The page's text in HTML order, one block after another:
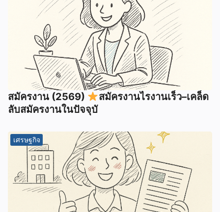
สมัครงาน (2569)
สมัครงานไรงานเร็ว–เคล็ด
ลับสมัครงานในปัจจุบั
เศรษฐกิจ